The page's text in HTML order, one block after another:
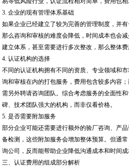
3. 企业的现有管理体系基础
如果企业已经建立了较为完善的管理制度，并
那么咨询和审核的难度会降低，时间成本也会
建立体系，甚至需要进行多次整改，那么整体费
4. 认证机构的选择
不同的认证机构拥有不同的资质、专业领域和
询和审核在内的打包服务，费用包含较多内容
需另外聘请咨询团队。综合考虑服务的全面性
碑、技术团队强大的机构，而非仅看价格。
5. 是否需要附加服务
部分企业可能还需要进行额外的验厂咨询、产
备检测，这些附加服务会增加整体预算。但通
询公司，反而能帮助企业降低沟通成本和时间成
三、认证费用的组成部分解析